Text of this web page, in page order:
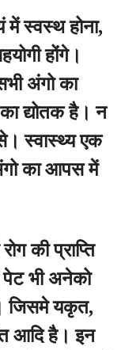
स्वस्थ होना,
होंगे।
अंगो का
द्योतक है। न
स्वास्थ्य एक
का आपस में
की प्राप्ति
पेट भी अनेको
जिसमे यकृत,
आदि है। इन